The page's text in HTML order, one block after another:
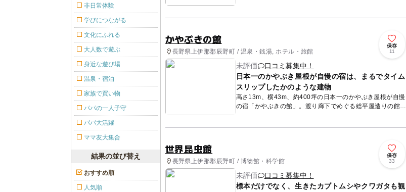
は717席で、...
かやぶきの館
長野県上伊那郡辰野町 / 温泉・銭湯, ホテル・旅館
保存
11
未評価
口コミ募集中！
日本一のかやぶき屋根が自慢の宿は、まるでタイム
スリップしたかのような建物
高さ13m、横43m、約400坪の日本一のかやぶき屋根が自慢
の宿「かやぶきの館」。渡り廊下でめぐる総平屋造りの館
は、まるで江戸時代にでもタイムスリップしたかのよう。趣
世界昆虫館
長野県上伊那郡辰野町 / 博物館・科学館
保存
33
未評価
口コミ募集中！
標本だけでなく、生きたカブトムシやクワガタも観
非日常体験
学びにつながる
文化にふれる
大人数で遊ぶ
身近な遊び場
温泉・宿泊
家族で買い物
パパの一人子守
パパ大活躍
ママ友大集合
結果の並び替え
おすすめ順
人気順